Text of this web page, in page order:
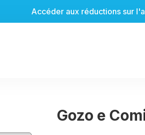
Accéder aux réductions sur
Gozo e